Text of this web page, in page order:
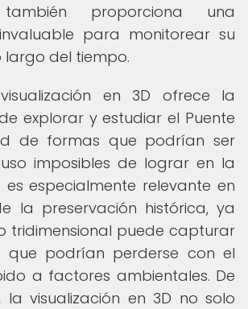
proporciona una
para monitorear su
largo del tiempo.
en 3D ofrece la
explorar y estudiar el Puente
de formas que podrían ser
imposibles de lograr en la
es especialmente relevante en
la preservación histórica, ya
tridimensional puede capturar
que podrían perderse con el
a factores ambientales. De
la visualización en 3D no solo